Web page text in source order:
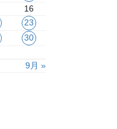
16
23
30
9月 »